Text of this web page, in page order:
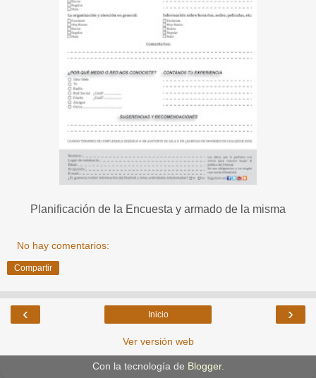
Planificación de la Encuesta y armado de la misma
No hay comentarios:
Compartir
‹ ›
Inicio
Ver versión web
Con la tecnología de Blogger.